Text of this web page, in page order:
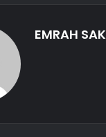
EMRAH SAK